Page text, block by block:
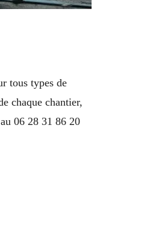
tous types de
chaque chantier,
06 28 31 86 20